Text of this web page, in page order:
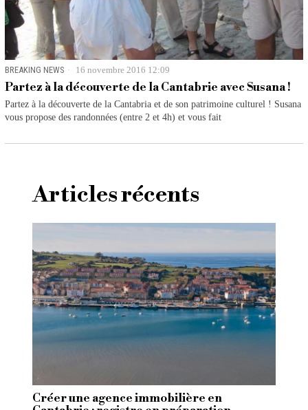
BREAKING NEWS 16 novembre 2016 12:09
Partez à la découverte de la Cantabrie avec Susana !
Partez à la découverte de la Cantabria et de son patrimoine culturel ! Susana
vous propose des randonnées (entre 2 et 4h) et vous fait
Articles récents
Créer une agence immobilière en